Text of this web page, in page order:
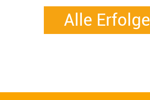
Alle Erfolge